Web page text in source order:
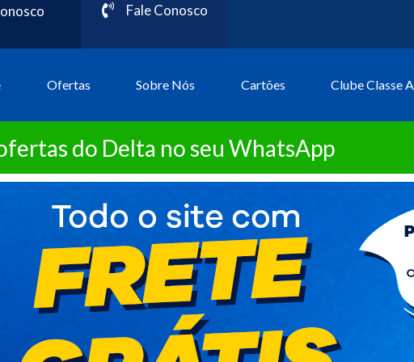
Fale Conosco
Ofertas Sobre Nós Cartões Clube Classe A
do Delta no seu WhatsApp